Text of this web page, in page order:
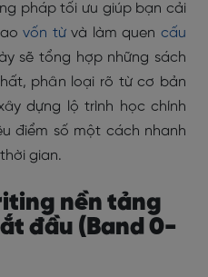
pháp tối ưu giúp bạn cải
vốn từvà làm quencấu
sẽ tổng hợp những sách
phân loại rõ từ cơ bản
dựng lộ trình học chính
điểm số một cách nhanh
gian.
nền tảng
đầu (Band 0-